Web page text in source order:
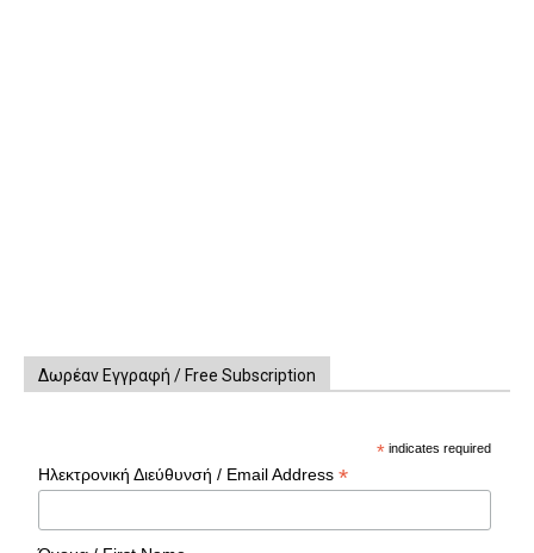
Δωρέαν Εγγραφή / Free Subscription
* indicates required
Ηλεκτρονική Διεύθυνσή / Email Address*